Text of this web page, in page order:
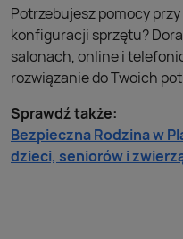
Potrzebujesz pomocy
konfiguracji sprzętu?
salonach, online i
rozwiązanie do Twoich
Sprawdź także:
Bezpieczna Rodzina w
dzieci, seniorów i